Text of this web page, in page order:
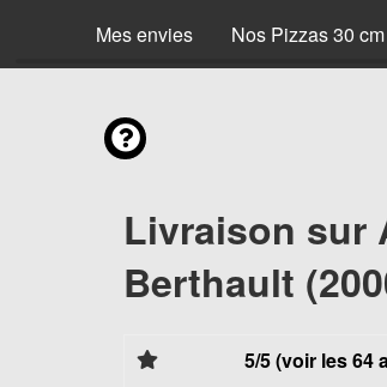
Mes envies Nos Pizzas 30 cm
Livraison sur
Berthault
5/5 (voir les 64